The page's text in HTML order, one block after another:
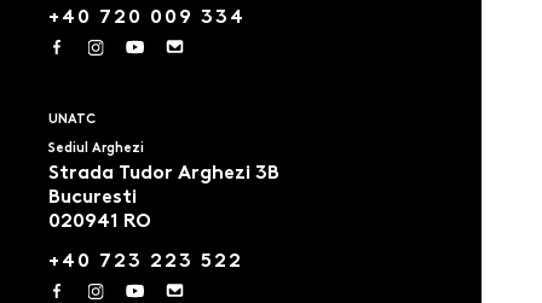
+40 720 009 334
UNATC
Sediul Arghezi
Strada Tudor Arghezi 3B
Bucuresti
020941 RO
+40 723 223 522